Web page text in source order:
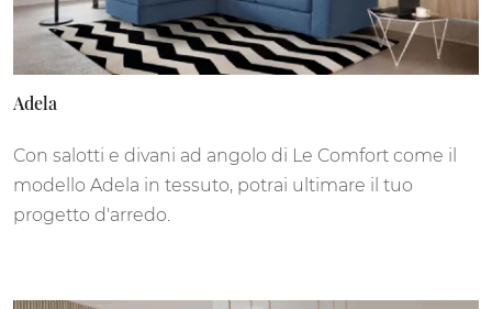
Adela
Con salotti e divani ad angolo di Le Comfort come il
modello Adela in tessuto, potrai ultimare il tuo
progetto d'arredo.